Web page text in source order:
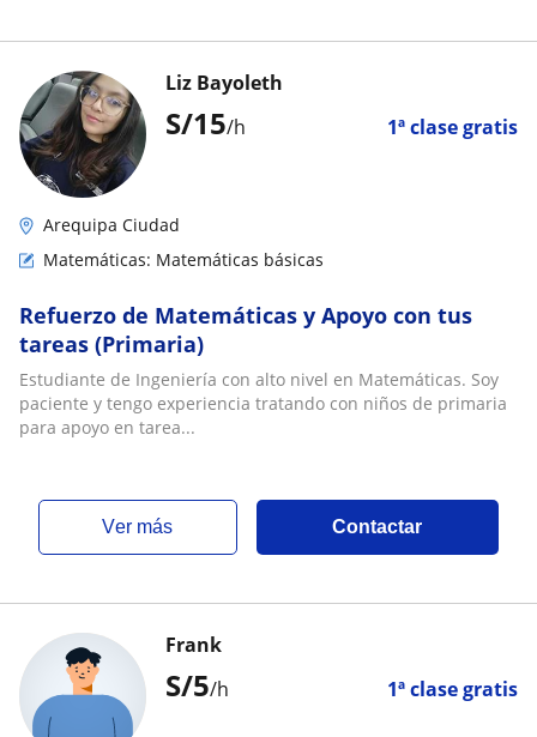
S/15/h 1ª clase gratis
Liz Bayoleth
Arequipa Ciudad
Matemáticas: Matemáticas básicas
Refuerzo de Matemáticas y Apoyo con tus
tareas (Primaria)
Estudiante de Ingeniería con alto nivel en Matemáticas. Soy
paciente y tengo experiencia tratando con niños de primaria
para apoyo en tarea...
ver más Contactar
S/5/h 1ª clase gratis
Frank